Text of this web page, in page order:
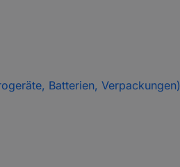
Batterien, Verpackungen)